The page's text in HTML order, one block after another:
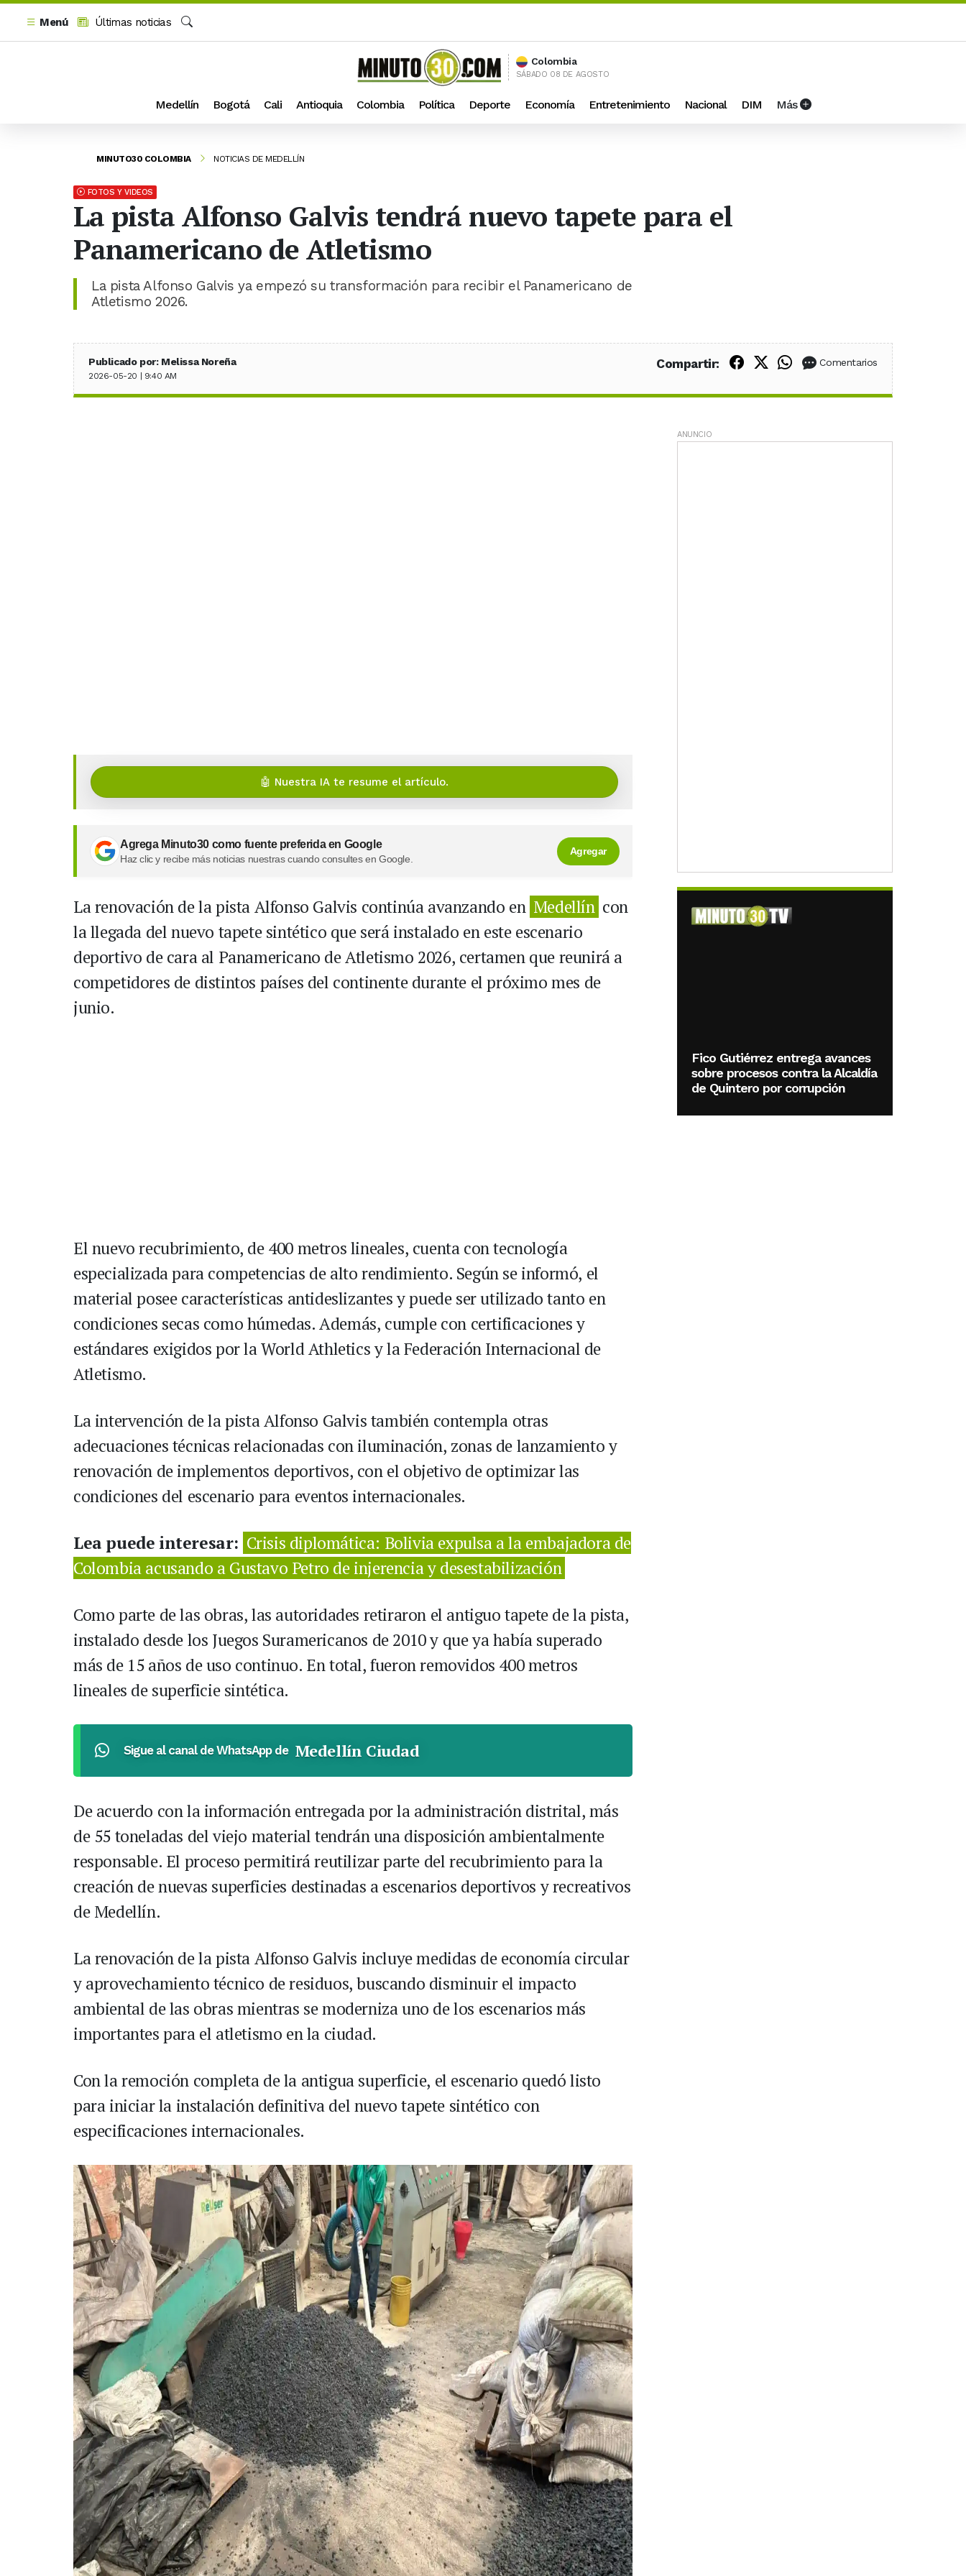
Menú
Últimas noticias
Buscar
Colombia
SÁBADO 08 DE AGOSTO
Medellín Bogotá Cali Antioquia Colombia Política Deporte Economía Entretenimiento Nacional DIM Más
MINUTO30 COLOMBIA NOTICIAS DE MEDELLÍN
FOTOS Y VIDEOS
La pista Alfonso Galvis tendrá nuevo tapete para el
Panamericano de Atletismo
La pista Alfonso Galvis ya empezó su transformación para recibir el Panamericano de
Atletismo 2026.
Publicado por: Melissa Noreña
2026-05-20 | 9:40 AM
Compartir: Compartir en Facebook
Compartir en X (Twitter)
Compartir en WhatsApp
Comentarios
🤖 Nuestra IA te resume el artículo.
Agrega Minuto30 como fuente preferida en Google
Haz clic y recibe más noticias nuestras cuando consultes en Google.
Agregar
La renovación de la pista Alfonso Galvis continúa avanzando en Medellín con
la llegada del nuevo tapete sintético que será instalado en este escenario
deportivo de cara al Panamericano de Atletismo 2026, certamen que reunirá a
competidores de distintos países del continente durante el próximo mes de
junio.
El nuevo recubrimiento, de 400 metros lineales, cuenta con tecnología
especializada para competencias de alto rendimiento. Según se informó, el
material posee características antideslizantes y puede ser utilizado tanto en
condiciones secas como húmedas. Además, cumple con certificaciones y
estándares exigidos por la World Athletics y la Federación Internacional de
Atletismo.
La intervención de la pista Alfonso Galvis también contempla otras
adecuaciones técnicas relacionadas con iluminación, zonas de lanzamiento y
renovación de implementos deportivos, con el objetivo de optimizar las
condiciones del escenario para eventos internacionales.
Lea puede interesar: Crisis diplomática: Bolivia expulsa a la embajadora de
Colombia acusando a Gustavo Petro de injerencia y desestabilización
Como parte de las obras, las autoridades retiraron el antiguo tapete de la pista,
instalado desde los Juegos Suramericanos de 2010 y que ya había superado
más de 15 años de uso continuo. En total, fueron removidos 400 metros
lineales de superficie sintética.
Sigue al canal de WhatsApp de Medellín Ciudad
De acuerdo con la información entregada por la administración distrital, más
de 55 toneladas del viejo material tendrán una disposición ambientalmente
responsable. El proceso permitirá reutilizar parte del recubrimiento para la
creación de nuevas superficies destinadas a escenarios deportivos y recreativos
de Medellín.
La renovación de la pista Alfonso Galvis incluye medidas de economía circular
y aprovechamiento técnico de residuos, buscando disminuir el impacto
ambiental de las obras mientras se moderniza uno de los escenarios más
importantes para el atletismo en la ciudad.
Con la remoción completa de la antigua superficie, el escenario quedó listo
para iniciar la instalación definitiva del nuevo tapete sintético con
especificaciones internacionales.
ANUNCIO
Fico Gutiérrez entrega avances
sobre procesos contra la Alcaldía
de Quintero por corrupción